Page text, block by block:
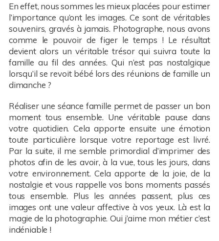
En effet, nous sommes les mieux placées pour estimer
l’importance qu’ont les images. Ce sont de véritables
souvenirs, gravés à jamais. Photographe, nous avons
comme le pouvoir de figer le temps ! Le résultat
devient alors un véritable trésor qui suivra toute la
famille au fil des années. Qui n’est pas nostalgique
lorsqu’il se revoit bébé lors des réunions de famille un
dimanche ?
Réaliser une séance famille permet de passer un bon
moment tous ensemble. Une véritable pause dans
votre quotidien. Cela apporte ensuite une émotion
toute particulière lorsque votre reportage est livré.
Par la suite, il me semble primordial d’imprimer des
photos afin de les avoir, à la vue, tous les jours, dans
votre environnement. Cela apporte de la joie, de la
nostalgie et vous rappelle vos bons moments passés
tous ensemble. Plus les années passent, plus ces
images ont une valeur affective à vos yeux. Là est la
magie de la photographie. Oui j’aime mon métier c’est
indéniable !